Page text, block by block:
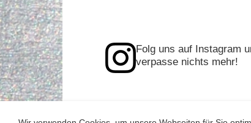
Folg uns auf Instagram
verpasse nichts mehr!